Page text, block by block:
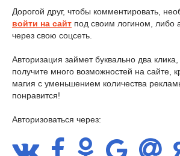
Дорогой друг, чтобы комментировать,
войти на сайт под своим логином, либо
через свою соцсеть.
Авторизация займет буквально два
получите много возможностей на сайте,
магия с уменьшением количества
понравится!
Авторизоваться через: